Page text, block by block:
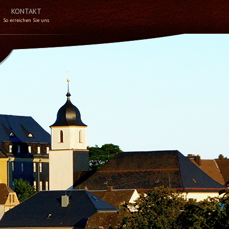
KONTAKT
So erreichen Sie uns